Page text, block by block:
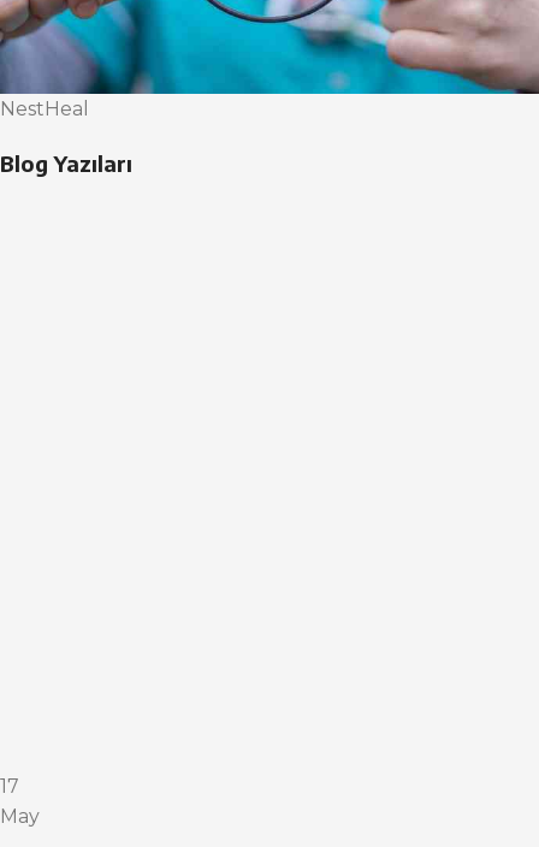
NestHeal
Blog Yazıları
17
May